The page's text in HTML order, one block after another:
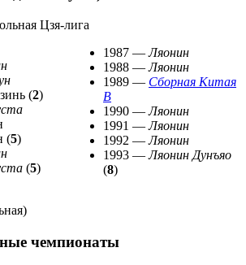
Цзя-лига
(2)
(5)
(5)
1987 —Ляонин
1988 —Ляонин
1989 — Сборная Китая
B
1990 —Ляонин
1991 —Ляонин
1992 —Ляонин
1993 —Ляонин Дунъяо
(8)
чемпионаты